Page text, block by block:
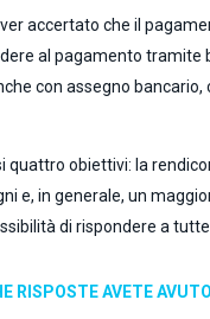
accertato che il
al pagamento
con assegno
obiettivi: la
e, in generale, un
di rispondere a
RISPOSTE AVETE